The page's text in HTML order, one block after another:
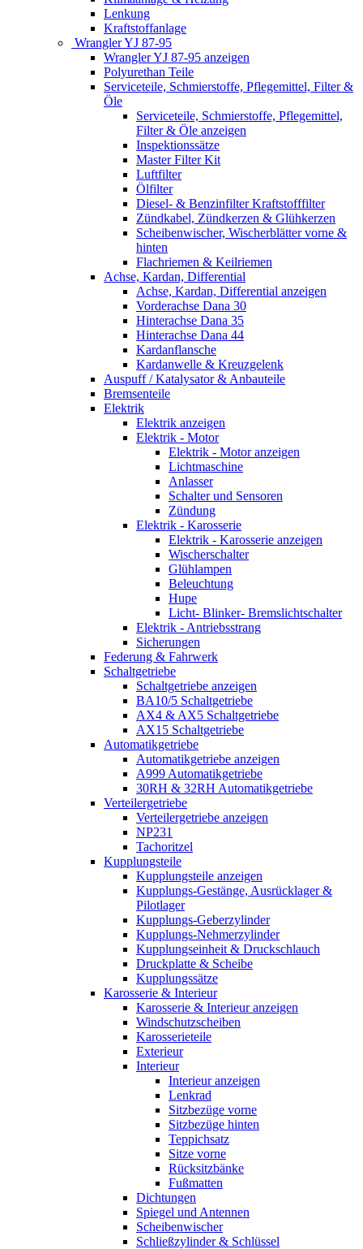
Lenkung
Kraftstoffanlage
Wrangler YJ 87-95
Wrangler YJ 87-95 anzeigen
Polyurethan Teile
Serviceteile, Schmierstoffe, Pflegemittel, Filter &
Öle
Serviceteile, Schmierstoffe, Pflegemittel,
Filter & Öle anzeigen
Inspektionssätze
Master Filter Kit
Luftfilter
Ölfilter
Diesel- & Benzinfilter Kraftstofffilter
Zündkabel, Zündkerzen & Glühkerzen
Scheibenwischer, Wischerblätter vorne &
hinten
Flachriemen & Keilriemen
Achse, Kardan, Differential
Achse, Kardan, Differential anzeigen
Vorderachse Dana 30
Hinterachse Dana 35
Hinterachse Dana 44
Kardanflansche
Kardanwelle & Kreuzgelenk
Auspuff / Katalysator & Anbauteile
Bremsenteile
Elektrik
Elektrik anzeigen
Elektrik - Motor
Elektrik - Motor anzeigen
Lichtmaschine
Anlasser
Schalter und Sensoren
Zündung
Elektrik - Karosserie
Elektrik - Karosserie anzeigen
Wischerschalter
Glühlampen
Beleuchtung
Hupe
Licht- Blinker- Bremslichtschalter
Elektrik - Antriebsstrang
Sicherungen
Federung & Fahrwerk
Schaltgetriebe
Schaltgetriebe anzeigen
BA10/5 Schaltgetriebe
AX4 & AX5 Schaltgetriebe
AX15 Schaltgetriebe
Automatikgetriebe
Automatikgetriebe anzeigen
A999 Automatikgetriebe
30RH & 32RH Automatikgetriebe
Verteilergetriebe
Verteilergetriebe anzeigen
NP231
Tachoritzel
Kupplungsteile
Kupplungsteile anzeigen
Kupplungs-Gestänge, Ausrücklager &
Pilotlager
Kupplungs-Geberzylinder
Kupplungs-Nehmerzylinder
Kupplungseinheit & Druckschlauch
Druckplatte & Scheibe
Kupplungssätze
Karosserie & Interieur
Karosserie & Interieur anzeigen
Windschutzscheiben
Karosserieteile
Exterieur
Interieur
Interieur anzeigen
Lenkrad
Sitzbezüge vorne
Sitzbezüge hinten
Teppichsatz
Sitze vorne
Rücksitzbänke
Fußmatten
Dichtungen
Spiegel und Antennen
Scheibenwischer
Schließzylinder & Schlüssel